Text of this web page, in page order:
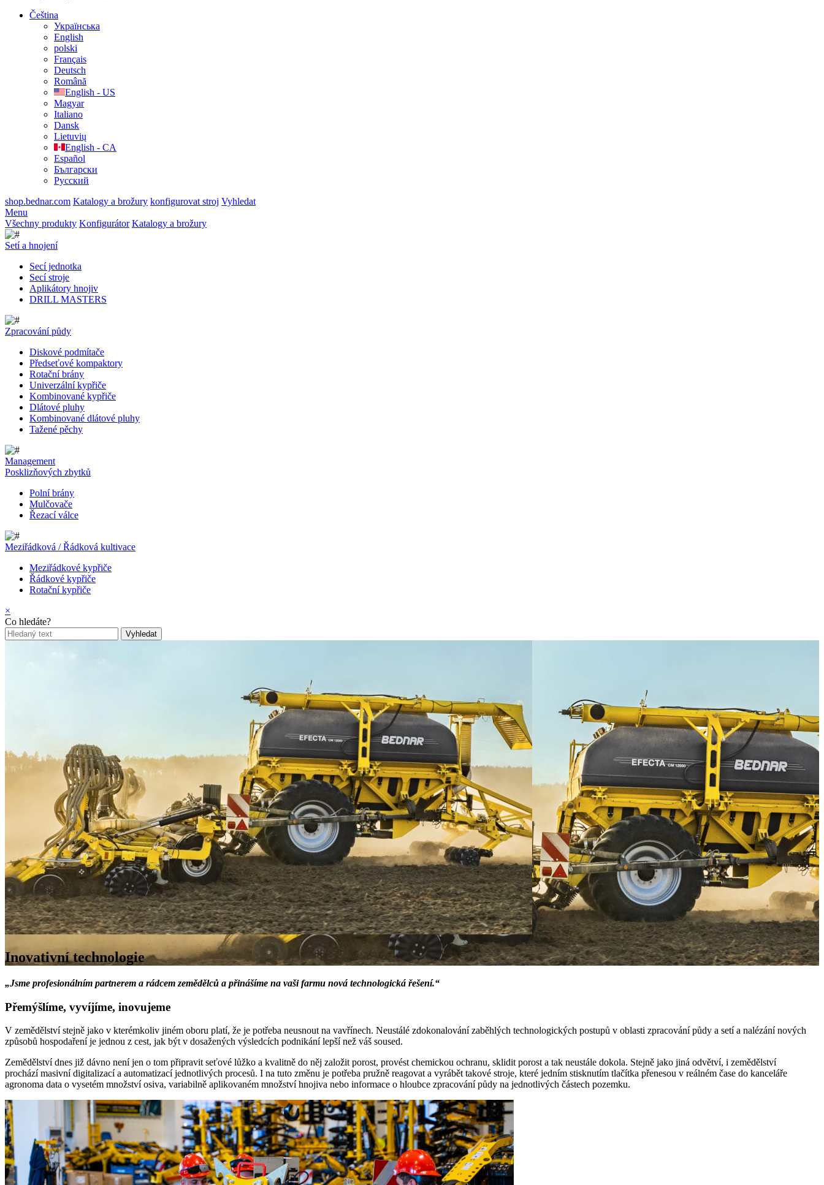
Čeština
Українська
English
polski
Français
Deutsch
Română
English - US
Magyar
Italiano
Dansk
Lietuvių
English - CA
Español
Български
Русский
shop.bednar.com Katalogy a brožury konfigurovat stroj Vyhledat
Menu
Všechny produkty Konfigurátor Katalogy a brožury
Setí a hnojení
Secí jednotka
Secí stroje
Aplikátory hnojiv
DRILL MASTERS
Zpracování půdy
Diskové podmítače
Předseťové kompaktory
Rotační brány
Univerzální kypřiče
Kombinované kypřiče
Dlátové pluhy
Kombinované dlátové pluhy
Tažené pěchy
Management
Posklizňových zbytků
Polní brány
Mulčovače
Řezací válce
Meziřádková / Řádková kultivace
Meziřádkové kypřiče
Řádkové kypřiče
Rotační kypřiče
×
Co hledáte?
Inovativní technologie
„Jsme profesionálním partnerem a rádcem zemědělců a přinášíme na vaši farmu nová technologická řešení.“
Přemýšlíme, vyvíjíme, inovujeme
V zemědělství stejně jako v kterémkoliv jiném oboru platí, že je potřeba neusnout na vavřínech. Neustálé zdokonalování zaběhlých technologických postupů v oblasti zpracování půdy a setí a nalézání nových
způsobů hospodaření je jednou z cest, jak být v dosažených výsledcích podnikání lepší než váš soused.
Zemědělství dnes již dávno není jen o tom připravit seťové lůžko a kvalitně do něj založit porost, provést chemickou ochranu, sklidit porost a tak neustále dokola. Stejně jako jiná odvětví, i zemědělství
prochází masivní digitalizací a automatizací jednotlivých procesů. I na tuto změnu je potřeba pružně reagovat a vyrábět takové stroje, které jedním stisknutím tlačítka přenesou v reálném čase do kanceláře
agronoma data o vysetém množství osiva, variabilně aplikovaném množství hnojiva nebo informace o hloubce zpracování půdy na jednotlivých částech pozemku.